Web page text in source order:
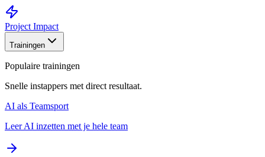
Project Impact
Trainingen
Populaire trainingen
Snelle instappers met direct resultaat.
AI als Teamsport
Leer AI inzetten met je hele team